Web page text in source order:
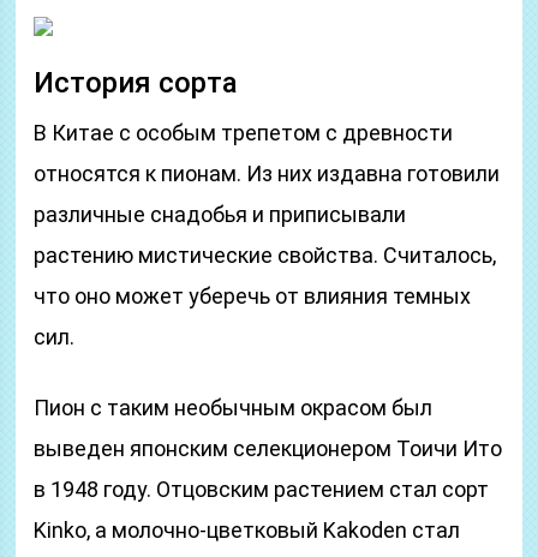
История сорта
В Китае с особым трепетом с древности
относятся к пионам. Из них издавна готовили
различные снадобья и приписывали
растению мистические свойства. Считалось,
что оно может уберечь от влияния темных
сил.
Пион с таким необычным окрасом был
выведен японским селекционером Тоичи Ито
в 1948 году. Отцовским растением стал сорт
Kinko, а молочно-цветковый Kakoden стал